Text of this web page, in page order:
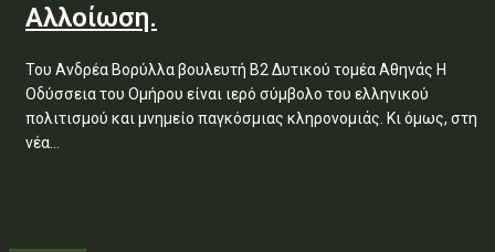
Αλλοίωση.
Του Ανδρέα Βορύλλα βουλευτή Β2 Δυτικού τομέα Αθηνάς Η
Οδύσσεια του Ομήρου είναι ιερό σύμβολο του ελληνικού
πολιτισμού και μνημείο παγκόσμιας κληρονομιάς. Κι όμως, στη
νέα...